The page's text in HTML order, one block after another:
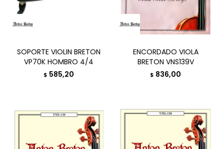
SOPORTE VIOLIN BRETON
VP70K HOMBRO 4/4
$ 585,20
ENCORDADO VIOLA
BRETON VNS139V
$ 836,00